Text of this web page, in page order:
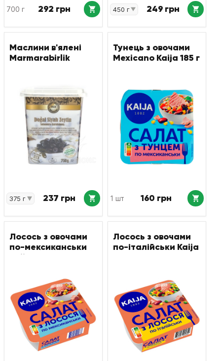
700 г 292 грн 249 грн
Маслини в'ялені
Marmarabirlik
237 грн
Тунець з овочами
Mexicano Kaija 185 г
1 шт 160 грн
Лосось з овочами
по-мексиканськи
Kaija 220 г
Лосось з овочами
по-італійськи Kaija